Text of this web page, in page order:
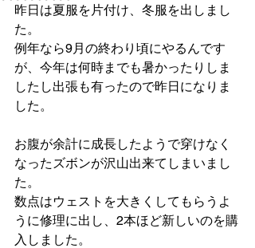
昨日は夏服を片付け、冬服を出しまし
た。
例年なら9月の終わり頃にやるんです
が、今年は何時までも暑かったりしま
したし出張も有ったので昨日になりま
した。
お腹が余計に成長したようで穿けなく
なったズボンが沢山出来てしまいまし
た。
数点はウェストを大きくしてもらうよ
うに修理に出し、2本ほど新しいのを購
入しました。